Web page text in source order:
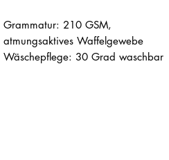
Grammatur: 210 GSM,
atmungsaktives Waffelgewebe
Wäschepflege: 30 Grad waschbar